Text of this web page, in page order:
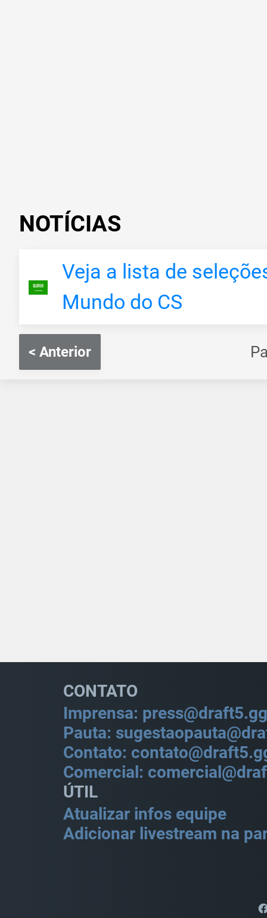
NOTÍCIAS
Veja a lista de
Mundo do CS
< Anterior
CONTATO
Imprensa: press@draft5.gg
Pauta:
Contato:
Comercial:
ÚTIL
Atualizar infos equipe
Adicionar livestream na